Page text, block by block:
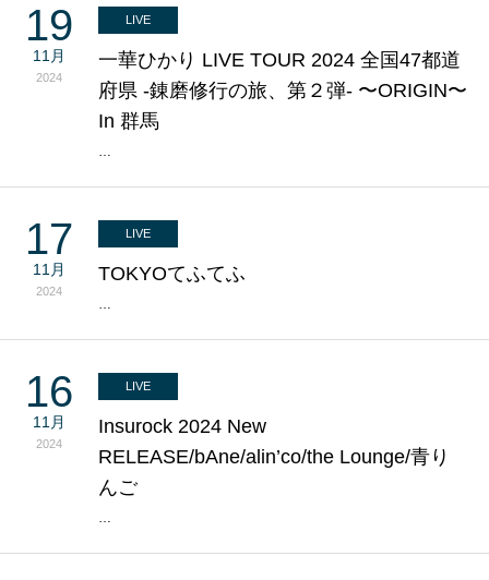
19
11月
2024
LIVE
一華ひかり LIVE TOUR 2024 全国47都道
府県 -錬磨修行の旅、第２弾- 〜ORIGIN〜
In 群馬
…
17
11月
2024
LIVE
TOKYOてふてふ
…
16
11月
2024
LIVE
Insurock 2024 New
RELEASE/bAne/alin’co/the Lounge/青り
んご
…